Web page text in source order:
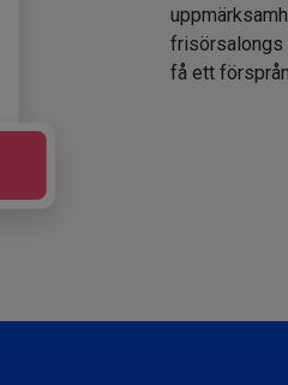
frisörsalongs
få ett